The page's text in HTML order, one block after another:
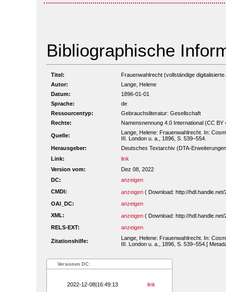
Bibliographische
Titel:
Frauenwahlrecht (vollständige digitalisierte
Autor:
Lange, Helene
Datum:
1896-01-01
Sprache:
de
Ressourcentyp:
Gebrauchsliteratur: Gesellschaft
Rechte:
Namensnennung 4.0 International (CC BY
Quelle:
Lange, Helene: Frauenwahlrecht. In:
III. London u. a., 1896, S. 539–554.
Herausgeber:
Deutsches Textarchiv (DTA-
Link:
link
Version vom:
Dez 08, 2022
DC:
anzeigen
CMDI:
anzeigen ( Download: http://
OAI_DC:
anzeigen
XML:
anzeigen ( Download: http://
RELS-EXT:
anzeigen
Zitationshilfe:
Lange, Helene: Frauenwahlrecht. In:
III. London u. a., 1896, S. 539–554.[
Versionen DC:
2022-12-08|16:49:13 link